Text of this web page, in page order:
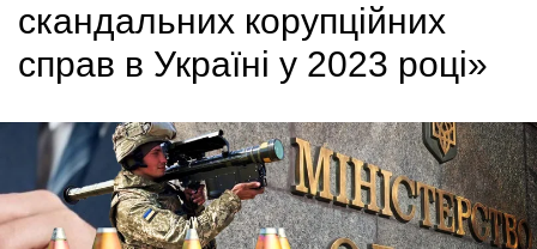
скандальних корупційних
справ в Україні у 2023 році»